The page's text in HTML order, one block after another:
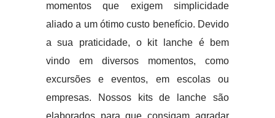
momentos que exigem simplicidade
aliado a um ótimo custo benefício. Devido
a sua praticidade, o kit lanche é bem
vindo em diversos momentos, como
excursões e eventos, em escolas ou
empresas. Nossos kits de lanche são
elaborados para que consigam agradar